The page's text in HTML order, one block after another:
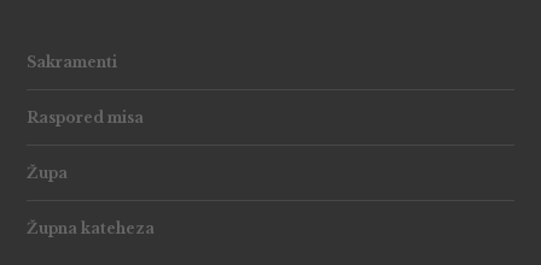
Sakramenti
Raspored misa
Župa
Župna kateheza